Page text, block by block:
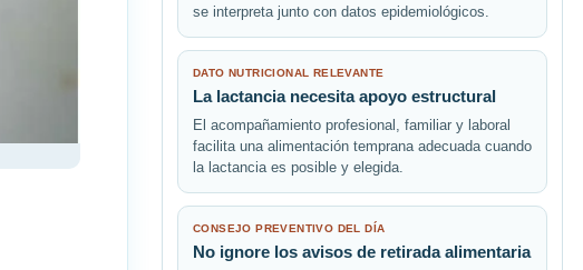
se interpreta junto con datos epidemiológicos.
DATO NUTRICIONAL RELEVANTE
La lactancia necesita apoyo estructural
El acompañamiento profesional, familiar y laboral
facilita una alimentación temprana adecuada cuando
la lactancia es posible y elegida.
CONSEJO PREVENTIVO DEL DÍA
No ignore los avisos de retirada alimentaria